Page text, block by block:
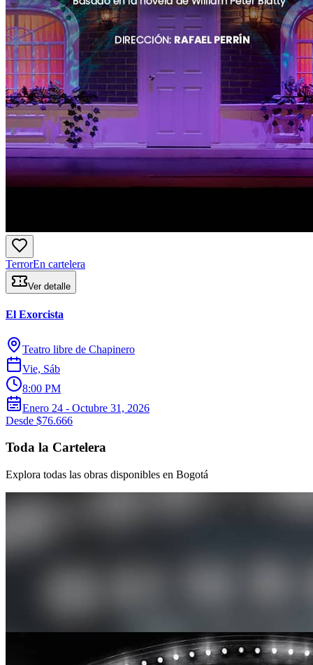
TerrorEn cartelera
Ver detalle
El Exorcista
Teatro libre de Chapinero
Vie, Sáb
8:00 PM
Enero 24 - Octubre 31, 2026
Desde $76.666
Toda la Cartelera
Explora todas las obras disponibles en Bogotá